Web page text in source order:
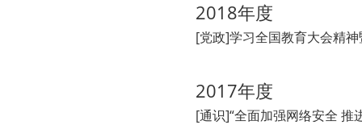
2018年度
[党政]学习全国教育大会精
2017年度
[通识]“全面加强网络安全 推